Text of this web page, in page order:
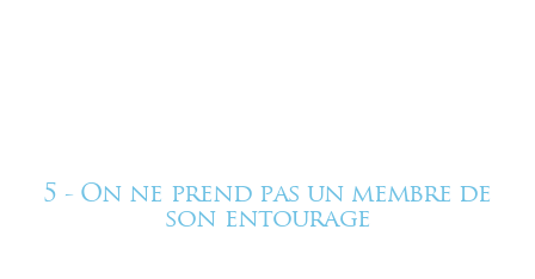
5 - On ne prend pas un membre de
son entourage